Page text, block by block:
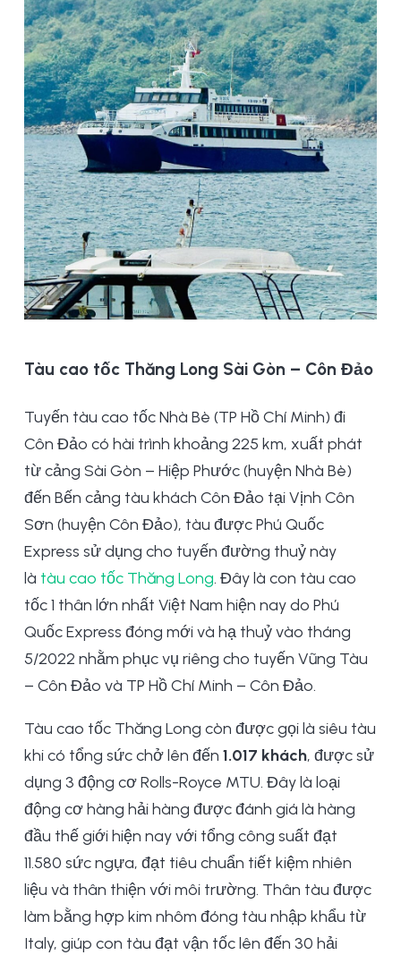
Tàu cao tốc Thăng Long Sài Gòn – Côn Đảo
Tuyến tàu cao tốc Nhà Bè (TP Hồ Chí Minh) đi
Côn Đảo có hài trình khoảng 225 km, xuất phát
từ cảng Sài Gòn – Hiệp Phước (huyện Nhà Bè)
đến Bến cảng tàu khách Côn Đảo tại Vịnh Côn
Sơn (huyện Côn Đảo), tàu được Phú Quốc
Express sử dụng cho tuyến đường thuỷ này
là tàu cao tốc Thăng Long. Đây là con tàu cao
tốc 1 thân lớn nhất Việt Nam hiện nay do Phú
Quốc Express đóng mới và hạ thuỷ vào tháng
5/2022 nhằm phục vụ riêng cho tuyến Vũng Tàu
– Côn Đảo và TP Hồ Chí Minh – Côn Đảo.
Tàu cao tốc Thăng Long còn được gọi là siêu tàu
khi có tổng sức chở lên đến 1.017 khách, được sử
dụng 3 động cơ Rolls-Royce MTU. Đây là loại
động cơ hàng hải hàng được đánh giá là hàng
đầu thế giới hiện nay với tổng công suất đạt
11.580 sức ngựa, đạt tiêu chuẩn tiết kiệm nhiên
liệu và thân thiện với môi trường. Thân tàu được
làm bằng hợp kim nhôm đóng tàu nhập khẩu từ
Italy, giúp con tàu đạt vận tốc lên đến 30 hải